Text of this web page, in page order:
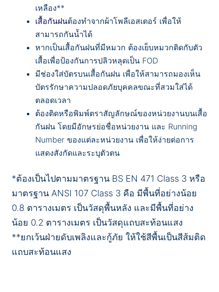
เหลือง**
เสื้อกันฝนต้องทำจากผ้าโพลีเอสเตอร์ เพื่อให้
สามารถกันน้ำได้
หากเป็นเสื้อกันฝนที่มีหมวก ต้องเย็บหมวกติดกับตัว
เสื้อเพื่อป้องกันการปลิวหลุดเป็น FOD
มีช่องใส่บัตรบนเสื้อกันฝน เพื่อให้สามารถมองเห็น
บัตรรักษาความปลอดภัยบุคคลขณะที่สวมใส่ได้
ตลอดเวลา
ต้องติดหรือพิมพ์ตราสัญลักษณ์ของหน่วยงานบนเสื้อ
กันฝน โดยมีอักษรย่อชื่อหน่วยงาน และ Running
Number ของแต่ละหน่วยงาน เพื่อให้ง่ายต่อการ
แสดงสังกัดและระบุตัวตน
*ต้องเป็นไปตามมาตรฐาน BS EN 471 Class 3 หรือ
มาตรฐาน ANSI 107 Class 3 คือ มีพื้นที่อย่างน้อย
0.8 ตารางเมตร เป็นวัสดุพื้นหลัง และมีพื้นที่อย่าง
น้อย 0.2 ตารางเมตร เป็นวัสดุแถบสะท้อนแสง
**ยกเว้นฝ่ายดับเพลิงและกู้ภัย ให้ใช้สีพื้นเป็นสีส้มติด
แถบสะท้อนแสง